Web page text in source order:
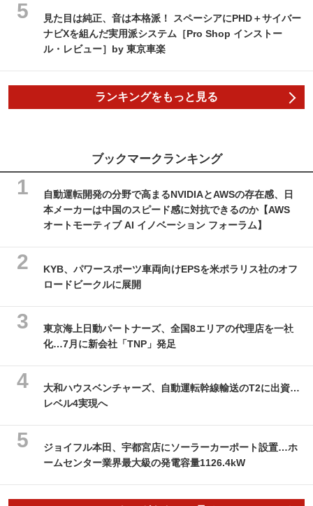
見た目は純正、音は本格派！ スペーシアにPHD＋サイバー
ナビXを組んだ実用派システム［Pro Shop インストー
ル・レビュー］by 東京車楽
ランキングをもっと見る
ブックマークランキング
自動運転開発の分野で高まるNVIDIAとAWSの存在感、日
本メーカーは中国のスピード感に対抗できるのか【AWS
オートモーティブ AI イノベーション フォーラム】
KYB、パワースポーツ車両向けEPSを米ポラリス社のオフ
ロードビークルに展開
東京海上日動パートナーズ、全国8エリアの代理店を一社
化…7月に新会社「TNP」発足
大和ハウスベンチャーズ、自動運転幹線輸送のT2に出資…
レベル4実現へ
ジョイフル本田、宇都宮店にソーラーカーポート設置…ホ
ームセンター業界最大級の発電容量1126.4kW